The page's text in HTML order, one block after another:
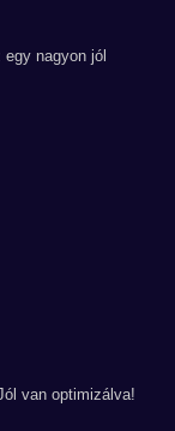
nagyon jól
van optimizálva!